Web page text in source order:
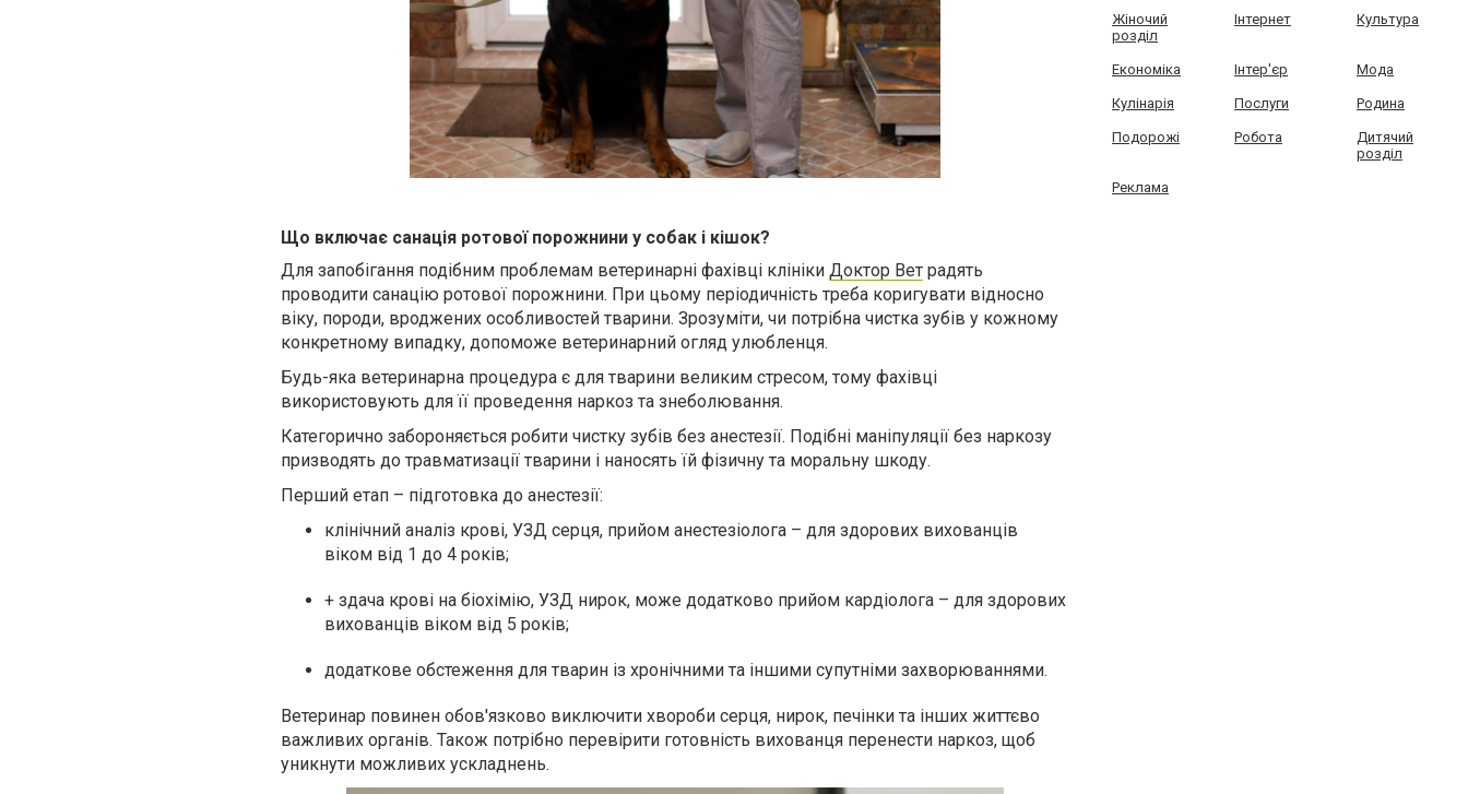
Що включає санація ротової порожнини у собак і кішок?
Для запобігання подібним проблемам ветеринарні фахівці клініки Доктор Вет радять
проводити санацію ротової порожнини. При цьому періодичність треба коригувати відносно
віку, породи, вроджених особливостей тварини. Зрозуміти, чи потрібна чистка зубів у кожному
конкретному випадку, допоможе ветеринарний огляд улюбленця.
Будь-яка ветеринарна процедура є для тварини великим стресом, тому фахівці
використовують для її проведення наркоз та знеболювання.
Категорично забороняється робити чистку зубів без анестезії. Подібні маніпуляції без наркозу
призводять до травматизації тварини і наносять їй фізичну та моральну шкоду.
Перший етап – підготовка до анестезії:
клінічний аналіз крові, УЗД серця, прийом анестезіолога – для здорових вихованців
віком від 1 до 4 років;
+ здача крові на біохімію, УЗД нирок, може додатково прийом кардіолога – для здорових
вихованців віком від 5 років;
додаткове обстеження для тварин із хронічними та іншими супутніми захворюваннями.
Ветеринар повинен обов'язково виключити хвороби серця, нирок, печінки та інших життєво
важливих органів. Також потрібно перевірити готовність вихованця перенести наркоз, щоб
уникнути можливих ускладнень.
Жіночий
розділ
Інтернет Культура
Економіка Інтер'єр Мода
Кулінарія Послуги Родина
Подорожі Робота
Дитячий
розділ
Реклама